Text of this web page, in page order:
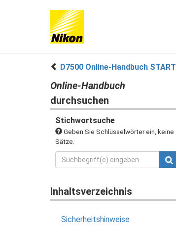
D7500 Online-Handbuch START
Online-Handbuch
durchsuchen
Stichwortsuche
Geben Sie Schlüsselwörter ein, keine
Sätze.
Inhaltsverzeichnis
Sicherheitshinweise